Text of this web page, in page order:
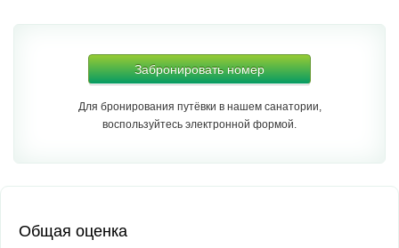
Забронировать номер
Для бронирования путёвки в нашем санатории,
воспользуйтесь электронной формой.
Общая оценка